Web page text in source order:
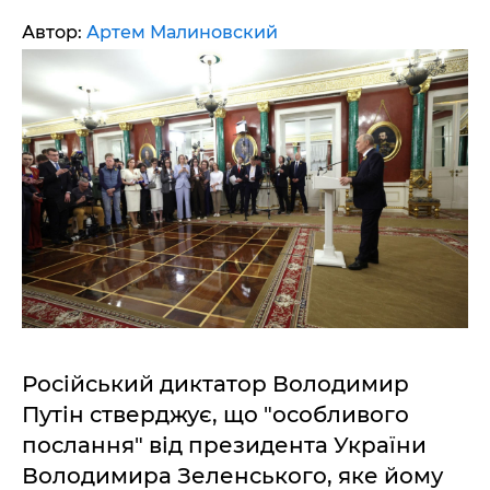
Автор: Артем Малиновский
Російський диктатор Володимир
Путін стверджує, що "особливого
послання" від президента України
Володимира Зеленського, яке йому